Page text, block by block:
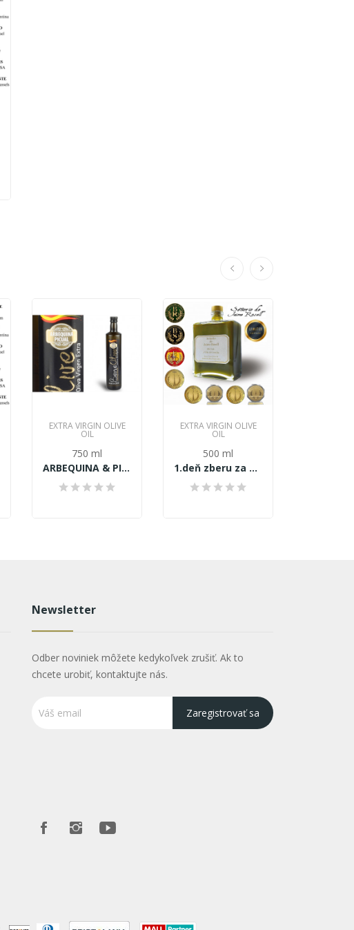
EXTRA VIRGIN OLIVE
OIL
750 ml
ARBEQUINA & PICUAL Extra panensky olivový olej...
EXTRA VIRGIN OLIVE
OIL
500 ml
1.deň zberu za studena lisovaný Extra panensky...
Newsletter
Odber noviniek môžete kedykoľvek zrušiť. Ak to
chcete urobiť, kontaktujte nás.